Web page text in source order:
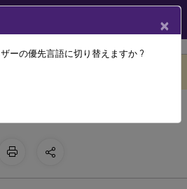
Profile Management 2303
とSelf-service
×
ーの優先言語に切り替えますか ?